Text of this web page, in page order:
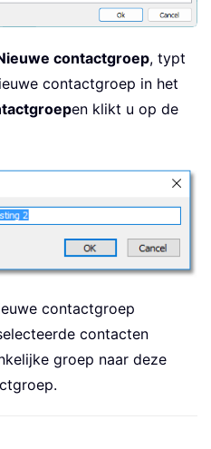
contactgroep, typt
contactgroep in het
en klikt u op de
contactgroep
contacten
groep naar deze